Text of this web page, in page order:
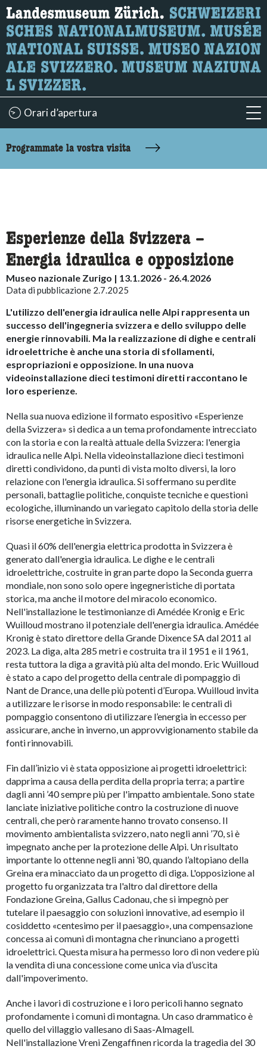
Ricerca
Qui è possibile cercare i contenuti della pagina.
Orari d’apertura
Programmate la vostra visita
Esperienze della Svizzera –
Energia idraulica e opposizione
Museo nazionale Zurigo | 13.1.2026 - 26.4.2026
Data di pubblicazione 2.7.2025
L'utilizzo dell'energia idraulica nelle Alpi rappresenta un
successo dell'ingegneria svizzera e dello sviluppo delle
energie rinnovabili. Ma la realizzazione di dighe e centrali
idroelettriche è anche una storia di sfollamenti,
espropriazioni e opposizione. In una nuova
videoinstallazione dieci testimoni diretti raccontano le
loro esperienze.
Nella sua nuova edizione il formato espositivo «Esperienze
della Svizzera» si dedica a un tema profondamente intrecciato
con la storia e con la realtà attuale della Svizzera: l'energia
idraulica nelle Alpi. Nella videoinstallazione dieci testimoni
diretti condividono, da punti di vista molto diversi, la loro
relazione con l'energia idraulica. Si soffermano su perdite
personali, battaglie politiche, conquiste tecniche e questioni
ecologiche, illuminando un variegato capitolo della storia delle
risorse energetiche in Svizzera.
Quasi il 60% dell'energia elettrica prodotta in Svizzera è
generato dall'energia idraulica. Le dighe e le centrali
idroelettriche, costruite in gran parte dopo la Seconda guerra
mondiale, non sono solo opere ingegneristiche di portata
storica, ma anche il motore del miracolo economico.
Nell'installazione le testimonianze di Amédée Kronig e Eric
Wuilloud mostrano il potenziale dell'energia idraulica. Amédée
Kronig è stato direttore della Grande Dixence SA dal 2011 al
2023. La diga, alta 285 metri e costruita tra il 1951 e il 1961,
resta tuttora la diga a gravità più alta del mondo. Eric Wuilloud
è stato a capo del progetto della centrale di pompaggio di
Nant de Drance, una delle più potenti d’Europa. Wuilloud invita
a utilizzare le risorse in modo responsabile: le centrali di
pompaggio consentono di utilizzare l’energia in eccesso per
assicurare, anche in inverno, un approvvigionamento stabile da
fonti rinnovabili.
Fin dall’inizio vi è stata opposizione ai progetti idroelettrici:
dapprima a causa della perdita della propria terra; a partire
dagli anni ’40 sempre più per l'impatto ambientale. Sono state
lanciate iniziative politiche contro la costruzione di nuove
centrali, che però raramente hanno trovato consenso. Il
movimento ambientalista svizzero, nato negli anni ’70, si è
impegnato anche per la protezione delle Alpi. Un risultato
importante lo ottenne negli anni ’80, quando l’altopiano della
Greina era minacciato da un progetto di diga. L'opposizione al
progetto fu organizzata tra l'altro dal direttore della
Fondazione Greina, Gallus Cadonau, che si impegnò per
tutelare il paesaggio con soluzioni innovative, ad esempio il
cosiddetto «centesimo per il paesaggio», una compensazione
concessa ai comuni di montagna che rinunciano a progetti
idroelettrici. Questa misura ha permesso loro di non vedere più
la vendita di una concessione come unica via d’uscita
dall'impoverimento.
Anche i lavori di costruzione e i loro pericoli hanno segnato
profondamente i comuni di montagna. Un caso drammatico è
quello del villaggio vallesano di Saas-Almagell.
Nell'installazione Vreni Zengaffinen ricorda la tragedia del 30